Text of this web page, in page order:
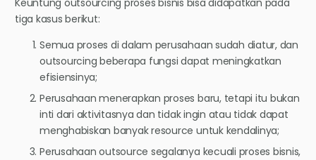
Keuntung outsourcing proses bisnis bisa didapatkan pada
tiga kasus berikut:
Semua proses di dalam perusahaan sudah diatur, dan
outsourcing beberapa fungsi dapat meningkatkan
efisiensinya;
Perusahaan menerapkan proses baru, tetapi itu bukan
inti dari aktivitasnya dan tidak ingin atau tidak dapat
menghabiskan banyak resource untuk kendalinya;
Perusahaan outsource segalanya kecuali proses bisnis,